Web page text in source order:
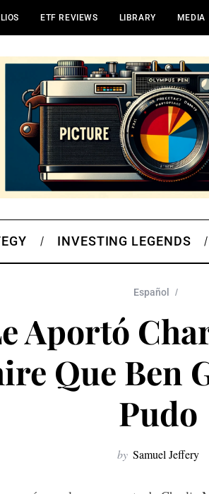
ETF REVIEWS LIBRARY MEDIA
INVESTING LEGENDS
Español
Aportó
Que Ben
Pudo
by Samuel Jeffery